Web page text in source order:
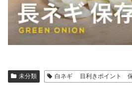
未分類 白ネギ 目利きポイント